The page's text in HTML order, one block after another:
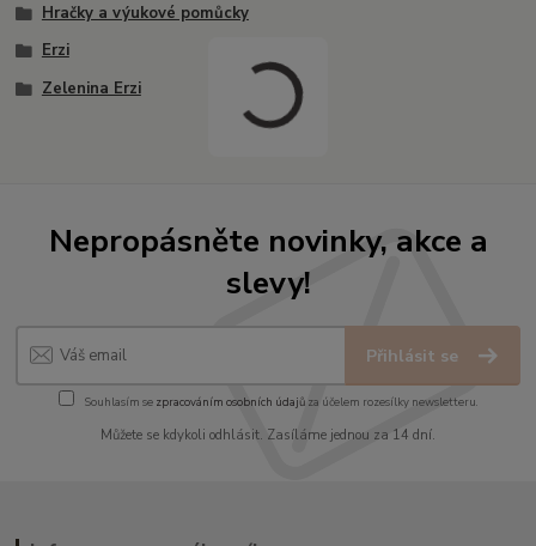
Hračky a výukové pomůcky
Erzi
Zelenina Erzi
Nepropásněte novinky, akce a
slevy!
Přihlásit se
Souhlasím se zpracováním osobních údajůza účelem rozesílky newsletteru.
Můžete se kdykoli odhlásit. Zasíláme jednou za 14 dní.